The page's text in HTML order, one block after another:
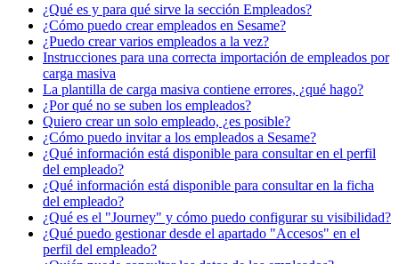
¿Qué es y para qué sirve la sección Empleados?
¿Cómo puedo crear empleados en Sesame?
¿Puedo crear varios empleados a la vez?
Instrucciones para una correcta importación de empleados por
carga masiva
La plantilla de carga masiva contiene errores, ¿qué hago?
¿Por qué no se suben los empleados?
Quiero crear un solo empleado, ¿es posible?
¿Cómo puedo invitar a los empleados a Sesame?
¿Qué información está disponible para consultar en el perfil
del empleado?
¿Qué información está disponible para consultar en la ficha
del empleado?
¿Qué es el "Journey" y cómo puedo configurar su visibilidad?
¿Qué puedo gestionar desde el apartado "Accesos" en el
perfil del empleado?